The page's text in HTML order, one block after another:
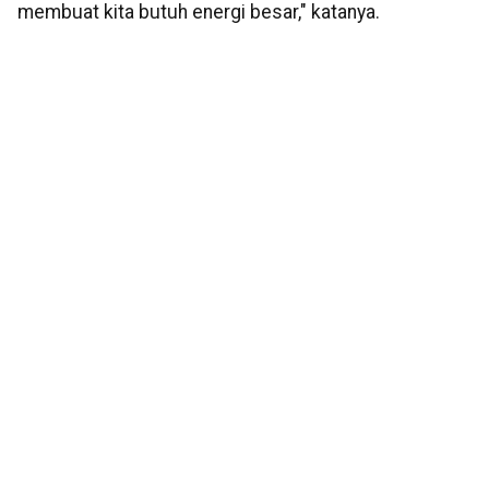
membuat kita butuh energi besar," katanya.